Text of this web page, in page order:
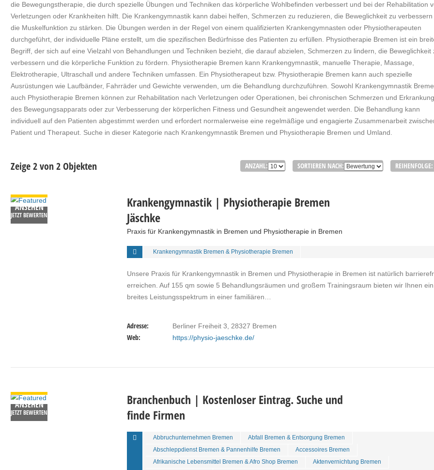
die Bewegungstherapie, die durch spezielle Übungen und Techniken das körperliche Wohlbefinden verbessert und bei der Rehabilitation
Verletzungen oder Krankheiten hilft. Die Krankengymnastik kann dabei helfen, Schmerzen zu reduzieren, die Beweglichkeit zu
die Muskelfunktion zu stärken. Die Übungen werden in der Regel von einem qualifizierten Krankengymnasten oder Physiotherapeuten
durchgeführt, der individuelle Pläne erstellt, um die spezifischen Bedürfnisse des Patienten zu erfüllen. Physiotherapie Bremen ist ein
Begriff, der sich auf eine Vielzahl von Behandlungen und Techniken bezieht, die darauf abzielen, Schmerzen zu lindern, die Beweglichkeit
verbessern und die körperliche Funktion zu fördern. Physiotherapie Bremen kann Krankengymnastik, manuelle Therapie, Massage,
Elektrotherapie, Ultraschall und andere Techniken umfassen. Ein Physiotherapeut bzw. Physiotherapie Bremen kann auch spezielle
Ausrüstungen wie Laufbänder, Fahrräder und Gewichte verwenden, um die Behandlung durchzuführen. Sowohl Krankengymnastik
auch Physiotherapie Bremen können zur Rehabilitation nach Verletzungen oder Operationen, bei chronischen Schmerzen und
des Bewegungsapparats oder zur Verbesserung der körperlichen Fitness und Gesundheit angewendet werden. Die Behandlung kann
individuell auf den Patienten abgestimmt werden und erfordert normalerweise eine regelmäßige und engagierte Zusammenarbeit
Patient und Therapeut. Suche in dieser Kategorie nach Krankengymnastik Bremen und Physiotherapie Bremen und Umland.
Zeige 2 von 2 Objekten ANZAHL: SORTIEREN NACH: REIHENFOLGE:
ANSEHEN
JETZT BEWERTEN
Krankengymnastik | Physiotherapie Bremen
Jäschke
Praxis für Krankengymnastik in Bremen und Physiotherapie in Bremen
Krankengymnastik Bremen & Physiotherapie Bremen
Unsere Praxis für Krankengymnastik in Bremen und Physiotherapie in Bremen ist natürlich
erreichen. Auf 155 qm sowie 5 Behandlungsräumen und großem Trainingsraum bieten wir Ihnen ein
breites Leistungsspektrum in einer familiären…
Adresse: Berliner Freiheit 3, 28327 Bremen
Web: https://physio-jaeschke.de/
ANSEHEN
JETZT BEWERTEN
Branchenbuch | Kostenloser Eintrag. Suche und
finde Firmen
Abbruchunternehmen Bremen
Abfall Bremen & Entsorgung Bremen
Abschleppdienst Bremen & Pannenhilfe Bremen
Accessoires Bremen
Afrikanische Lebensmittel Bremen & Afro Shop Bremen
Aktenvernichtung Bremen